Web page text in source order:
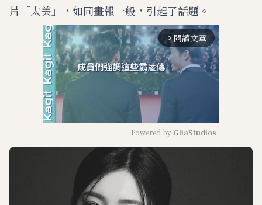
片「太美」，如同畫報一般，引起了話題。
arrow_forward_ios 閱讀文章
Powered by GliaStudios